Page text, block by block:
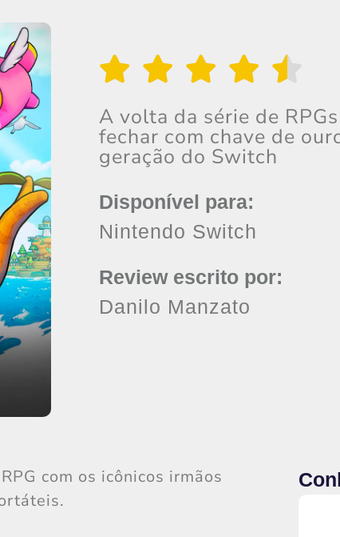
A volta da série de
fechar com chave de
geração do Switch
Disponível para:
Nintendo Switch
Review escrito por:
Danilo Manzato
com os icônicos irmãos